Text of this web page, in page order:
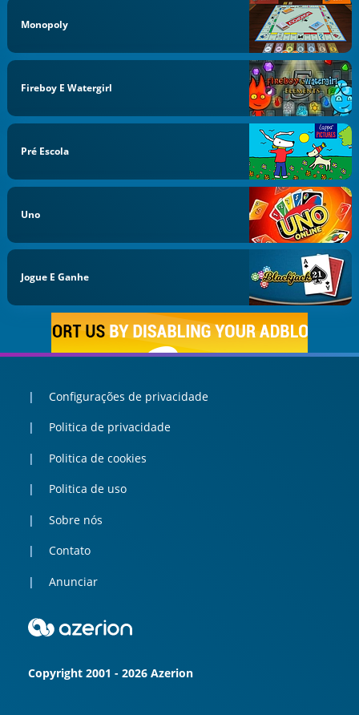
Monopoly
Fireboy E Watergirl
Pré Escola
Uno
Jogue E Ganhe
Configurações de privacidade
Politica de privacidade
Politica de cookies
Politica de uso
Sobre nós
Contato
Anunciar
Copyright 2001 - 2026 Azerion